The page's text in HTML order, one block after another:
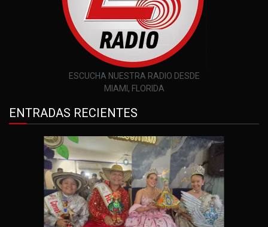
ESCUCHA NUESTRA RADIO DESDE
MIAMI, FLORIDA
ENTRADAS RECIENTES